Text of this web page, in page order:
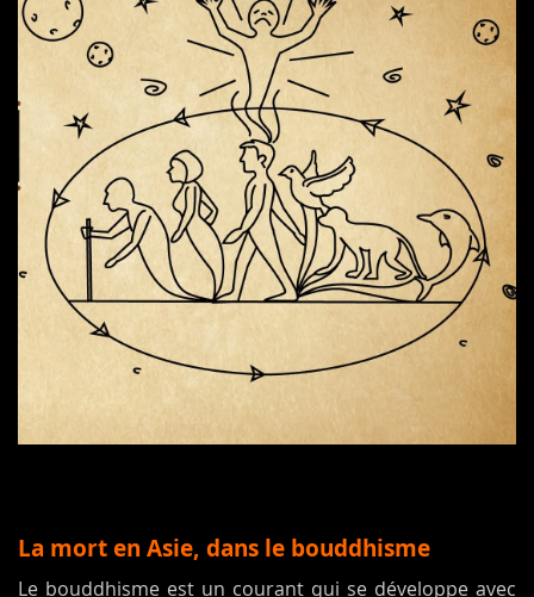
La mort en Asie, dans le bouddhisme
Le bouddhisme est un courant qui se développe avec